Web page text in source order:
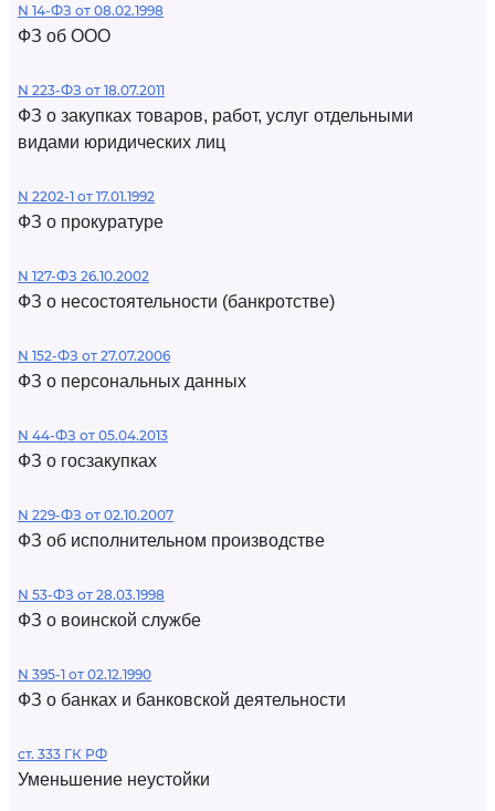
N 14-ФЗ от 08.02.1998
ФЗ об ООО
N 223-ФЗ от 18.07.2011
ФЗ о закупках товаров, работ, услуг отдельными
видами юридических лиц
N 2202-1 от 17.01.1992
ФЗ о прокуратуре
N 127-ФЗ 26.10.2002
ФЗ о несостоятельности (банкротстве)
N 152-ФЗ от 27.07.2006
ФЗ о персональных данных
N 44-ФЗ от 05.04.2013
ФЗ о госзакупках
N 229-ФЗ от 02.10.2007
ФЗ об исполнительном производстве
N 53-ФЗ от 28.03.1998
ФЗ о воинской службе
N 395-1 от 02.12.1990
ФЗ о банках и банковской деятельности
ст. 333 ГК РФ
Уменьшение неустойки